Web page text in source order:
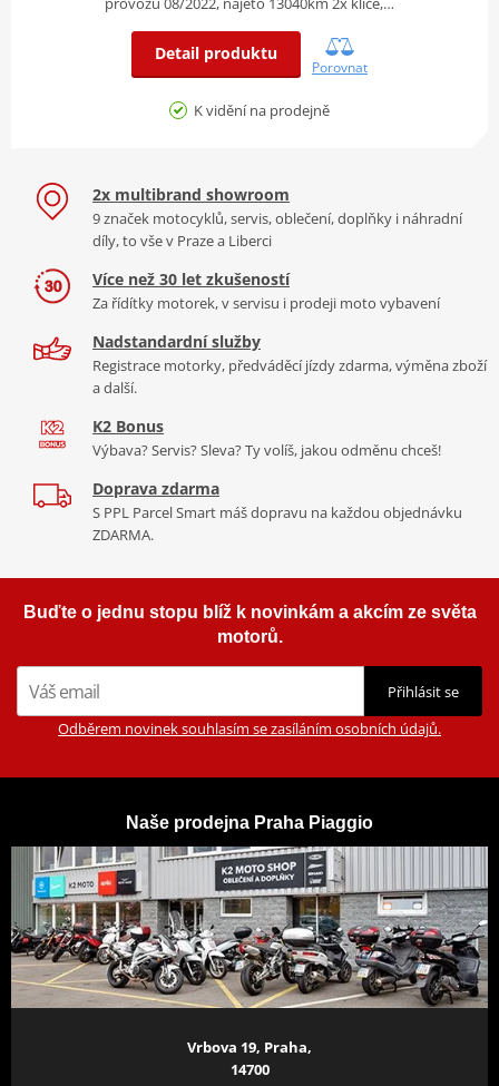
ZD4KH0004JS003043
Detail produktu
Porovnat
K vidění na prodejně
2x multibrand showroom
9 značek motocyklů, servis, oblečení, doplňky i náhradní
díly, to vše v Praze a Liberci
Více než 30 let zkušeností
Za řídítky motorek, v servisu i prodeji moto vybavení
Nadstandardní služby
Registrace motorky, předváděcí jízdy zdarma, výměna zboží
a další.
K2 Bonus
Výbava? Servis? Sleva? Ty volíš, jakou odměnu chceš!
Doprava zdarma
S PPL Parcel Smart máš dopravu na každou objednávku
ZDARMA.
Buďte o jednu stopu blíž k novinkám a akcím ze světa
motorů.
Přihlásit se
Odběrem novinek souhlasím se zasíláním osobních údajů.
Naše prodejna Praha Piaggio
Vrbova 19, Praha,
14700